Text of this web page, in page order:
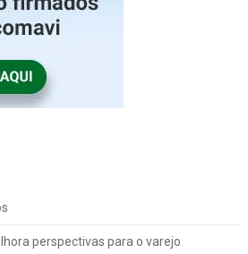
perspectivas para o varejo